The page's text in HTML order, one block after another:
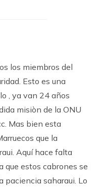
los miembros del
Esto es una
, ya van 24 años
misiòn de la ONU
Mas bien esta
que la
Aquí hace falta
que estos cabrones se
paciencia saharaui. Lo